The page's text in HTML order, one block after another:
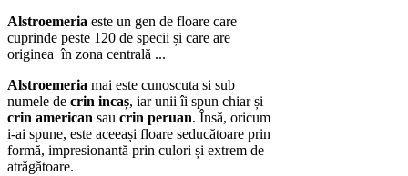
Alstroemeria este un gen de floare care
cuprinde peste 120 de specii și care are
originea în zona centrală ...
Alstroemeria mai este cunoscuta si sub
numele de crin incaș, iar unii îi spun chiar și
crin american sau crin peruan. Însă, oricum
i-ai spune, este aceeași floare seducătoare prin
formă, impresionantă prin culori și extrem de
atrăgătoare.